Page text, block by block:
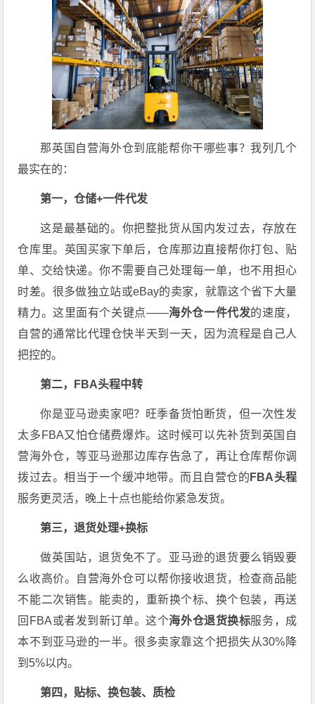
那英国自营海外仓到底能帮你干哪些事？我列几个
最实在的：
第一，仓储+一件代发
这是最基础的。你把整批货从国内发过去，存放在
仓库里。英国买家下单后，仓库那边直接帮你打包、贴
单、交给快递。你不需要自己处理每一单，也不用担心
时差。很多做独立站或eBay的卖家，就靠这个省下大量
精力。这里面有个关键点——海外仓一件代发的速度，
自营的通常比代理仓快半天到一天，因为流程是自己人
把控的。
第二，FBA头程中转
你是亚马逊卖家吧？旺季备货怕断货，但一次性发
太多FBA又怕仓储费爆炸。这时候可以先补货到英国自
营海外仓，等亚马逊那边库存告急了，再让仓库帮你调
拨过去。相当于一个缓冲地带。而且自营仓的 FBA头程
服务更灵活，晚上十点也能给你紧急发货。
第三，退货处理+换标
做英国站，退货免不了。亚马逊的退货要么销毁要
么收高价。自营海外仓可以帮你接收退货，检查商品能
不能二次销售。能卖的，重新换个标、换个包装，再送
回FBA或者发到新订单。这个海外仓退货换标服务，成
本不到亚马逊的一半。很多卖家靠这个把损失从30%降
到5%以内。
第四，贴标、换包装、质检